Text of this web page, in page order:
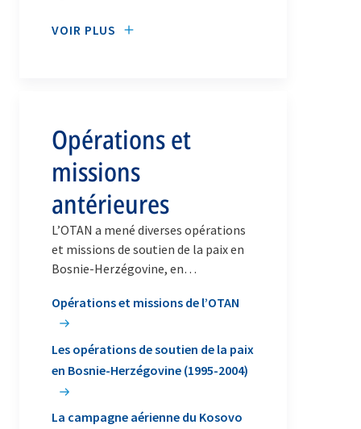
VOIR PLUS
Opérations et
missions
antérieures
L’OTAN a mené diverses opérations
et missions de soutien de la paix en
Bosnie-Herzégovine, en
Opérations et missions de l’OTAN
Les opérations de soutien de la paix
en Bosnie-Herzégovine (1995-2004)
La campagne aérienne du Kosovo